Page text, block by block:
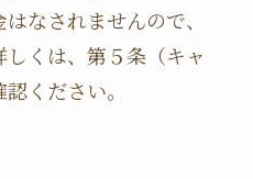
なされませんので、
くは、第５条（キャ
ください。